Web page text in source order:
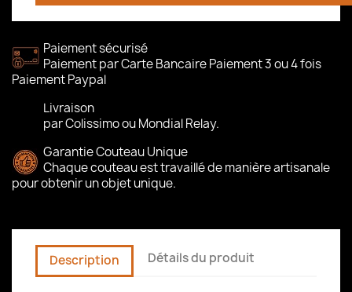
Paiement sécurisé
Paiement par Carte Bancaire Paiement 3 ou 4 fois
Paiement Paypal
Livraison
par Colissimo ou Mondial Relay.
Garantie Couteau Unique
Chaque couteau est travaillé de manière artisanale
pour obtenir un objet unique.
Description Détails du produit